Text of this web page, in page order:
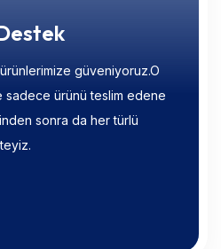
güveniyoruz.O
sadece ürünü teslim edene
sonra da her türlü